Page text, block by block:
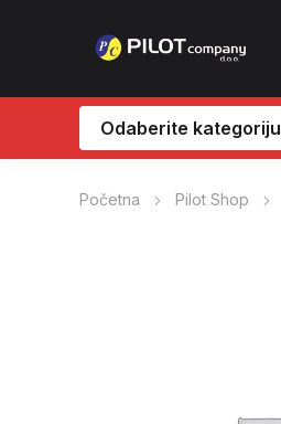
Odaberite kategoriju
Početna Pilot Shop